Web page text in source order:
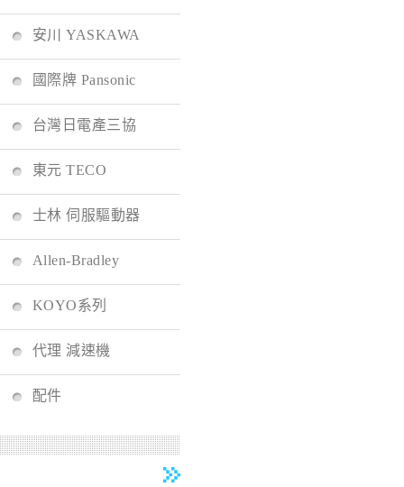
安川 YASKAWA
國際牌 Pansonic
台灣日電產三協
東元 TECO
士林 伺服驅動器
Allen-Bradley
KOYO系列
代理 減速機
配件